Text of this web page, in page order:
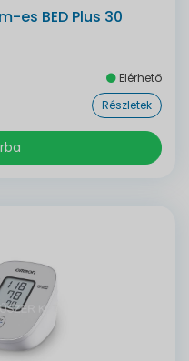
es BED Plus 30
Elérhető
Részletek